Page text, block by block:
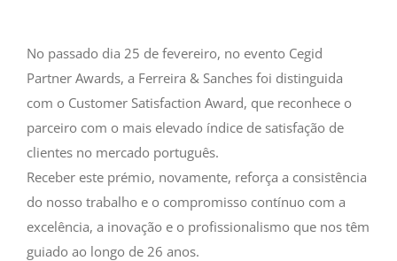
Larger
Image
No passado dia 25 de fevereiro, no evento Cegid
Partner Awards, a Ferreira & Sanches foi distinguida
com o Customer Satisfaction Award, que reconhece o
parceiro com o mais elevado índice de satisfação de
clientes no mercado português.
Receber este prémio, novamente, reforça a consistência
do nosso trabalho e o compromisso contínuo com a
excelência, a inovação e o profissionalismo que nos têm
guiado ao longo de 26 anos.